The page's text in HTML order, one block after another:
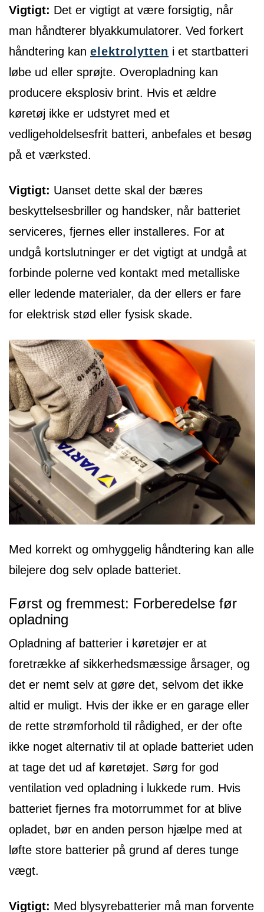
Vigtigt: Det er vigtigt at være forsigtig, når
man håndterer blyakkumulatorer. Ved forkert
håndtering kan elektrolytten i et startbatteri
løbe ud eller sprøjte. Overopladning kan
producere eksplosiv brint. Hvis et ældre
køretøj ikke er udstyret med et
vedligeholdelsesfrit batteri, anbefales et besøg
på et værksted.
Vigtigt: Uanset dette skal der bæres
beskyttelsesbriller og handsker, når batteriet
serviceres, fjernes eller installeres. For at
undgå kortslutninger er det vigtigt at undgå at
forbinde polerne ved kontakt med metalliske
eller ledende materialer, da der ellers er fare
for elektrisk stød eller fysisk skade.
Med korrekt og omhyggelig håndtering kan alle
bilejere dog selv oplade batteriet.
Først og fremmest: Forberedelse før
opladning
Opladning af batterier i køretøjer er at
foretrække af sikkerhedsmæssige årsager, og
det er nemt selv at gøre det, selvom det ikke
altid er muligt. Hvis der ikke er en garage eller
de rette strømforhold til rådighed, er der ofte
ikke noget alternativ til at oplade batteriet uden
at tage det ud af køretøjet. Sørg for god
ventilation ved opladning i lukkede rum. Hvis
batteriet fjernes fra motorrummet for at blive
opladet, bør en anden person hjælpe med at
løfte store batterier på grund af deres tunge
vægt.
Vigtigt: Med blysyrebatterier må man forvente